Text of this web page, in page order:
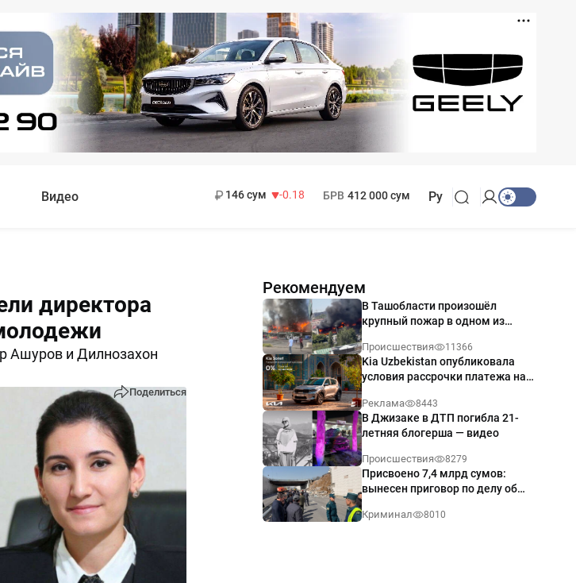
Видео
146 сум
-0.18
БРВ 412 000 сум Ру
директора
Ашуров и Дилнозахон
Поделиться
Рекомендуем
В Ташобласти произошёл
крупный пожар в одном из
Происшествия 11366
Kia Uzbekistan опубликовала
условия рассрочки платежа на
годовых
Реклама 8443
В Джизаке в ДТП погибла 21-
летняя блогерша — видео
Происшествия 8279
Присвоено 7,4 млрд сумов:
вынесен приговор по делу об
Ташкенте
Криминал 8010